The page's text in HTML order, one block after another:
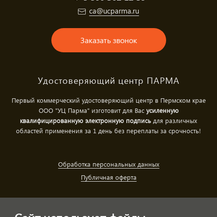
ca@ucparma.ru
Заказать звонок
Удостоверяющий центр ПАРМА
Первый коммерческий удостоверяющий центр в Пермском крае
ООО "УЦ Парма" изготовит для Вас усиленную
квалифицированную электронную подпись для различных
областей применения за 1 день без переплаты за срочность!
Обработка персональных данных
Публичная оферта